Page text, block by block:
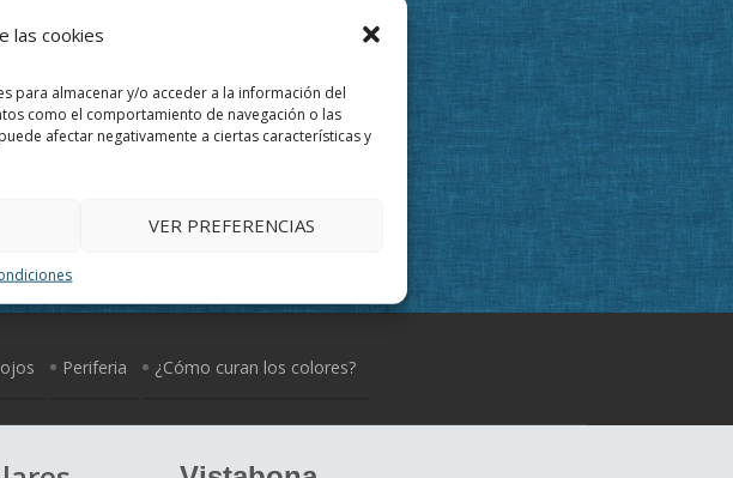
las cookies
para almacenar y/o acceder a la información del
como el comportamiento de navegación o las
afectar negativamente a ciertas características y
VER PREFERENCIAS
Periferia ¿Cómo curan los colores?